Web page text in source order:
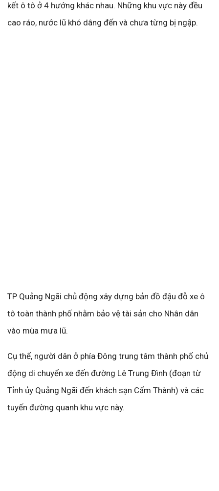
kết ô tô ở 4 hướng khác nhau. Những khu vực này đều
cao ráo, nước lũ khó dâng đến và chưa từng bị ngập.
TP Quảng Ngãi chủ động xây dựng bản đồ đậu đỗ xe ô
tô toàn thành phố nhằm bảo vệ tài sản cho Nhân dân
vào mùa mưa lũ.
Cụ thể, người dân ở phía Đông trung tâm thành phố chủ
động di chuyển xe đến đường Lê Trung Đình (đoạn từ
Tỉnh ủy Quảng Ngãi đến khách sạn Cẩm Thành) và các
tuyến đường quanh khu vực này.